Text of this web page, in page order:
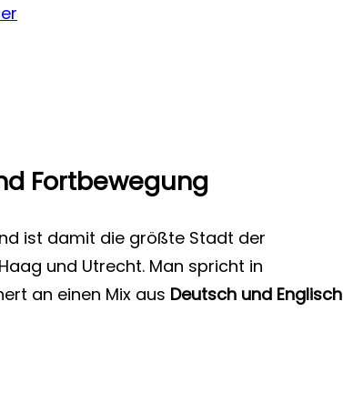
Fortbewegung
ist damit die größte Stadt der
und Utrecht. Man spricht in
an einen Mix aus Deutsch und Englisch